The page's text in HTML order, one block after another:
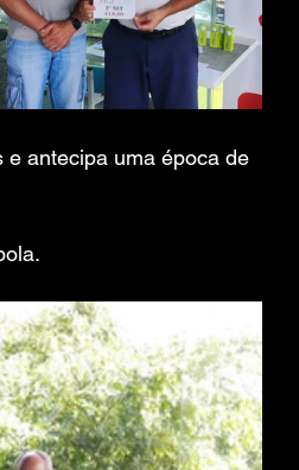
antecipa uma época de